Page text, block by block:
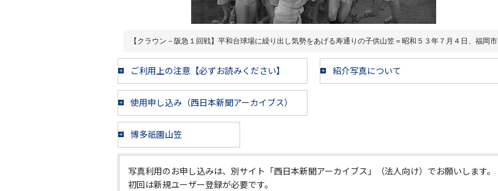
【クラウン－阪急１回戦】平和台球場に繰り出し気勢をあげる寿通りの子供山笠＝昭和５３年７月４日、福岡市
ご利用上の注意【必ずお読みください】 紹介写真について
使用申し込み（西日本新聞アーカイブス）
博多祇園山笠
写真利用のお申し込みは、別サイト「西日本新聞アーカイブス」（法人向け）でお願いします。
初回は新規ユーザー登録が必要です。